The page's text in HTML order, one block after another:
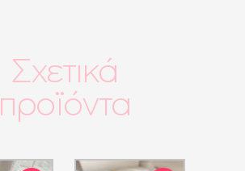
Σχετικά
προϊόντα